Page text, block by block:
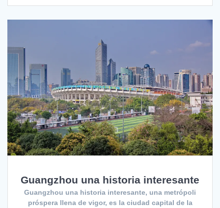
Guangzhou una historia interesante
Guangzhou una historia interesante, una metrópoli
próspera llena de vigor, es la ciudad capital de la